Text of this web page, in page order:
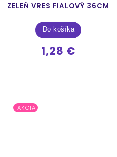
ZELEŇ VRES FIALOVÝ 36CM
1,28 €
Do košíka
AKCIA